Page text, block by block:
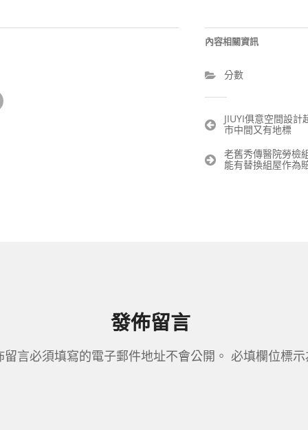
內容相關資訊
分數
文
章
導
覽
JIUYI俱意空間設
市中間又有地標
老舊秀傳醫院勞檢
能有替換組屋作為
發佈留言
留言必須填寫的電子郵件地址不會公開。 必填欄位標